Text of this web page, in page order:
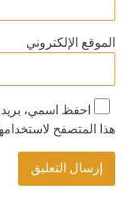
الموقع الإلكتروني
احفظ اسمي،
هذا المتصفح